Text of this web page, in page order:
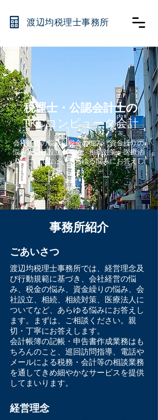
渡辺均税理士事務所
税理士・公認会計士の
TKCコンピュータ会計
​会社経営の悩み、税金の悩み、資金繰りの
悩み、会社設立、相続、相続対策、医療法
人についてなど、あらゆる悩みにお答えし
ます。
事務所紹介
ごあいさつ
渡辺均税理士事務所では、経営理念及
び行動規範に基づき、会社経営の悩
み、税金の悩み、資金繰りの悩み、会
社設立、相続、相続対策、医療法人に
ついてなど、あらゆる悩みにお答えし
ます。まずは、ご相談ください。親
切・丁寧にお答えします。
会計帳簿の記帳・申告書作成業務はも
ちろんのこと、巡回訪問指導、電話や
メールによる税務・会計等の相談業務
を通してきめ細やかなサービスを提供
してまいります。
経営理念